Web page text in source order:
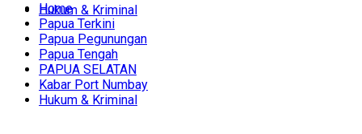
Hukum & Kriminal
Home
Papua Terkini
Papua Pegunungan
Papua Tengah
PAPUA SELATAN
Kabar Port Numbay
Hukum & Kriminal